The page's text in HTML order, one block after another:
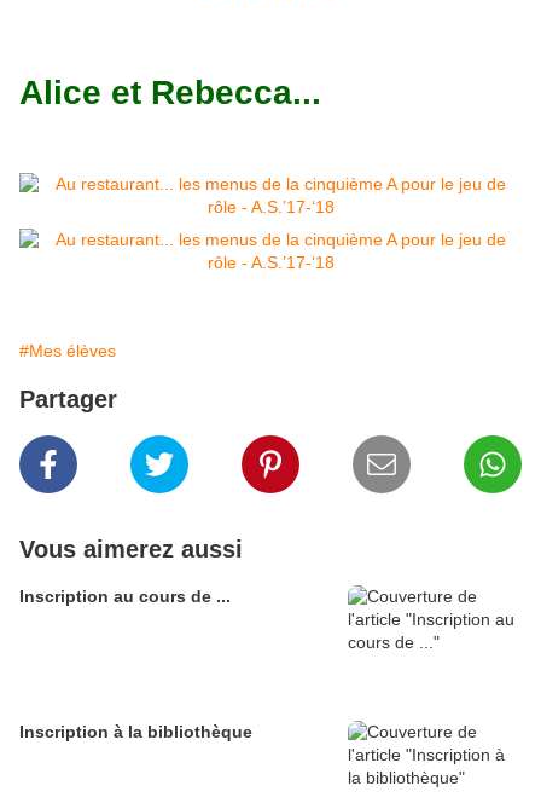
Alice et Rebecca...
#Mes élèves
Partager
Vous aimerez aussi
Inscription au cours de ...
Inscription à la bibliothèque